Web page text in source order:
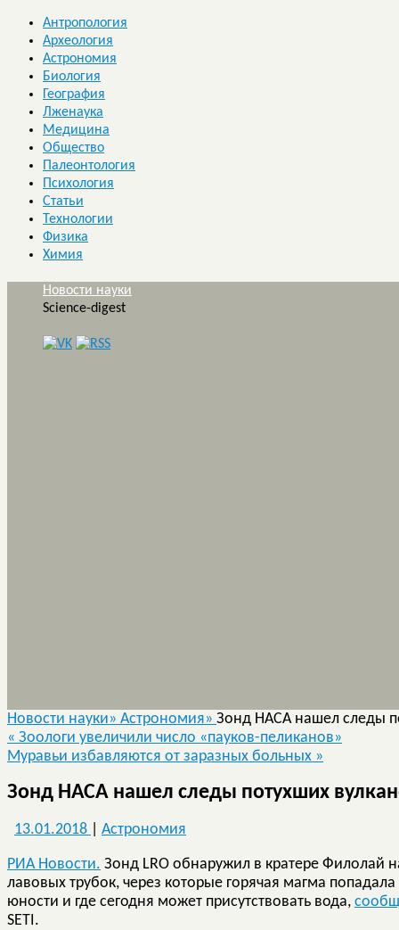
Антропология
Археология
Астрономия
Биология
География
Лженаука
Медицина
Общество
Палеонтология
Психология
Статьи
Технологии
Физика
Химия
Новости науки
Science-digest
Новости науки» Астрономия» Зонд НАСА нашел следы
« Зоологи увеличили число «пауков-пеликанов»
Муравьи избавляются от заразных больных »
Зонд НАСА нашел следы потухших
13.01.2018 Астрономия
РИА Новости. Зонд LRO обнаружил в кратере Филолай
лавовых трубок, через которые горячая магма
юности и где сегодня может присутствовать вода,
SETI.